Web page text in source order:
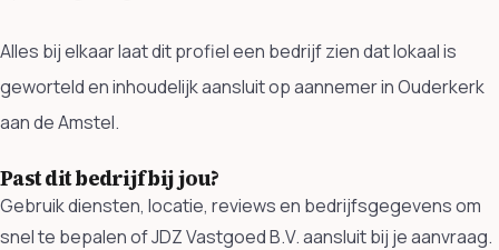
Alles bij elkaar laat dit profiel een bedrijf zien dat lokaal is
geworteld en inhoudelijk aansluit op aannemer in Ouderkerk
aan de Amstel.
Past dit bedrijf bij jou?
Gebruik diensten, locatie, reviews en bedrijfsgegevens om
snel te bepalen of JDZ Vastgoed B.V. aansluit bij je aanvraag.